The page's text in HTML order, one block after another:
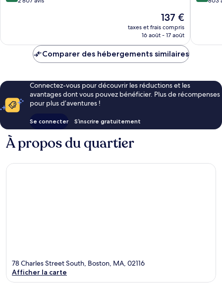
Le
nouveau
prix
de
137 €
taxes et frais compris
16 août - 17 août
Comparer des hébergements similaires
Connectez-vous pour découvrir les réductions et les
avantages dont vous pouvez bénéficier. Plus de récompenses
pour plus d’aventures !
Se connecter S’inscrire gratuitement
À propos du quartier
78 Charles Street South, Boston, MA, 02116
Afficher la carte